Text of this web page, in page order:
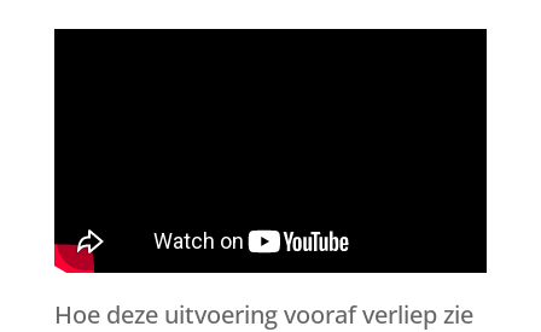
Hoe deze uitvoering vooraf verliep zie